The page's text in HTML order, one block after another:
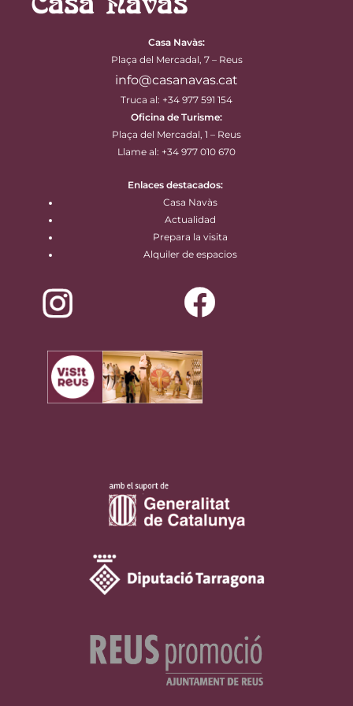
Casa Navàs:
Plaça del Mercadal, 7 – Reus
info@casanavas.cat
Truca al: +34 977 591 154
Oficina de Turisme:
Plaça del Mercadal, 1 – Reus
Llame al: +34 977 010 670
Enlaces destacados:
Casa Navàs
Actualidad
Prepara la visita
Alquiler de espacios